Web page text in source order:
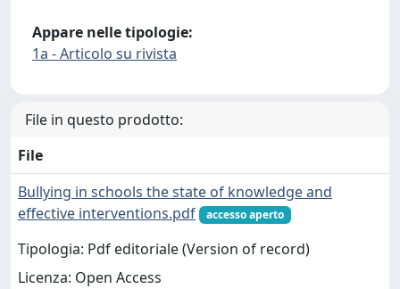
Appare nelle tipologie:
1a - Articolo su rivista
File in questo prodotto:
File
Bullying in schools the state of knowledge and
effective interventions.pdf
accesso aperto
Tipologia: Pdf editoriale (Version of record)
Licenza: Open Access